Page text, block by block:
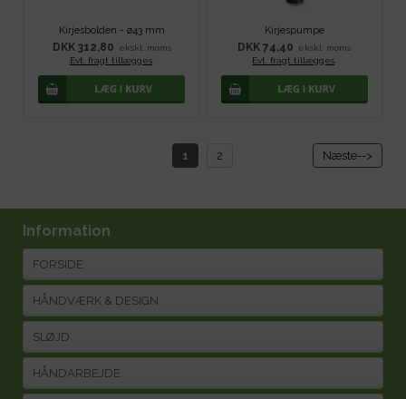
Kirjesbolden - ø43 mm
DKK 312,80
ekskl. moms
Evt. fragt tillægges.
Kirjespumpe
DKK 74,40
ekskl. moms
Evt. fragt tillægges
1 2 Næste-->
Information
FORSIDE
HÅNDVÆRK & DESIGN
SLØJD
HÅNDARBEJDE